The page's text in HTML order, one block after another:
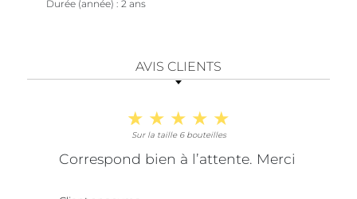
Durée (année)
2 ans
AVIS CLIENTS
Sur la taille 6 bouteilles
Correspond bien à l’attente. Merci